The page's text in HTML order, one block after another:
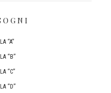
“A”
“B”
“C”
“D”